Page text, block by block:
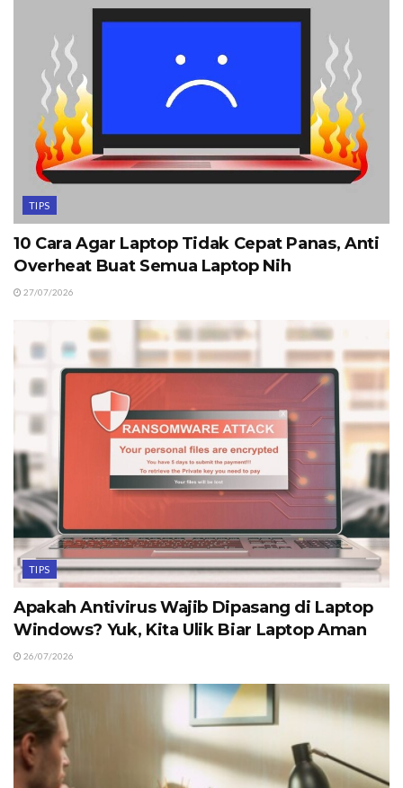
TIPS
10 Cara Agar Laptop Tidak Cepat Panas, Anti
Overheat Buat Semua Laptop Nih
27/07/2026
TIPS
Apakah Antivirus Wajib Dipasang di Laptop
Windows? Yuk, Kita Ulik Biar Laptop Aman
26/07/2026